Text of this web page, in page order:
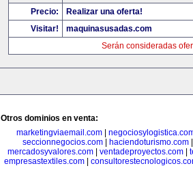
Precio:
Realizar una oferta!
Visitar!
maquinasusadas.com
Serán consideradas
Otros dominios en venta:
marketingviaemail.com|
seccionnegocios.com
haciendoturismo.com
mercadosyvalores.com| ventadeproyectos.com|
empresastextiles.com|